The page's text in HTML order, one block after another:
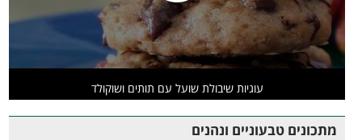
עוגיות שיבולת שועל עם תותים ושוקולד
מתכונים טבעוניים ונהנים